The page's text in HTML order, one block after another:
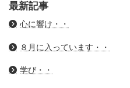
最新記事
心に響け・・
８月に入っています・・
学び・・